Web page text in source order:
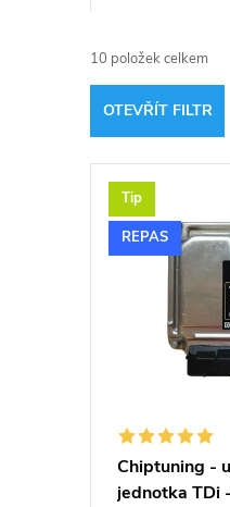
a
z
e
n
10 položek celkem
OTEVŘÍT FILTR
V
ý
Tip
REPAS
Chiptuning -
jednotka TDi